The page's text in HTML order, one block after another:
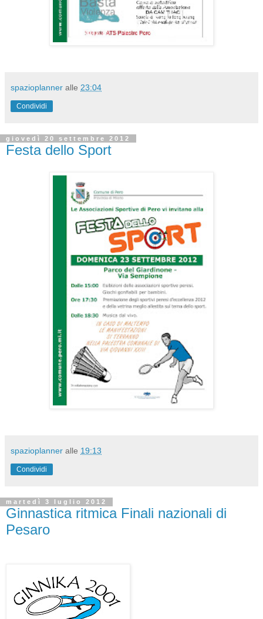
spazioplanner alle 23:04
Condividi
giovedì 20 settembre 2012
Festa dello Sport
spazioplanner alle 19:13
Condividi
martedì 3 luglio 2012
Ginnastica ritmica Finali nazionali di
Pesaro